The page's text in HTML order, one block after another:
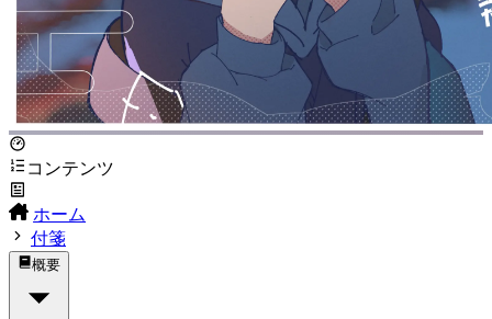
コンテンツ
ホーム
付箋
概要